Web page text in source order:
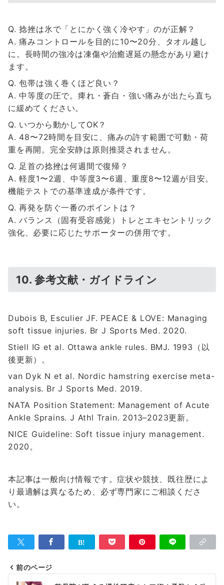
Q. 捻挫は氷で「とにかく強く冷やす」のが正解？
A. 痛みコントロールを目的に10〜20分、タオル越し
に。長時間の強冷は凍傷や治癒遅延の懸念があり避け
ます。
Q. 包帯は強く巻くほど良い？
A. 中等度の圧で。痺れ・蒼白・強い痛みが出たら直ち
に緩めてください。
Q. いつから動かしてOK？
A. 48〜72時間を目安に、痛みの許す範囲で可動・荷
重を再開。完全安静は原則推奨されません。
Q. 足首の捻挫は何週間で復帰？
A. 軽度1〜2週、中等度3〜6週、重度8〜12週が目安。
機能テストでの基準達成が条件です。
Q. 再発を防ぐ一番のポイントは？
A. バランス（固有受容感覚）トレとエキセントリック
強化、必要に応じたサポーターの併用です。
10. 参考文献・ガイドライン
Dubois B, Esculier JF. PEACE & LOVE: Managing
soft tissue injuries. Br J Sports Med. 2020.
Stiell IG et al. Ottawa ankle rules. BMJ. 1993（以
後更新）。
van Dyk N et al. Nordic hamstring exercise meta-
analysis. Br J Sports Med. 2019.
NATA Position Statement: Management of Acute
Ankle Sprains. J Athl Train. 2013–2023更新。
NICE Guideline: Soft tissue injury management.
2020。
本記事は一般向け情報です。症状や競技、既往歴によ
り最適解は異なるため、必ず専門家にご相談くださ
い。
投
前のページ